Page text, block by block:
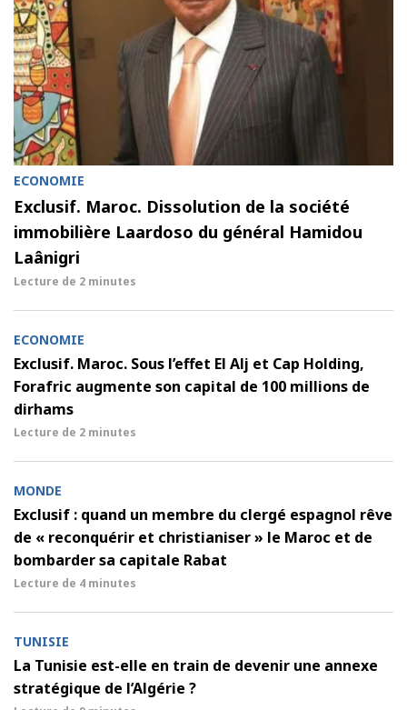
ECONOMIE
Exclusif. Maroc. Dissolution de la société
immobilière Laardoso du général Hamidou
Laânigri
Lecture de 2 minutes
ECONOMIE
Exclusif. Maroc. Sous l’effet El Alj et Cap Holding,
Forafric augmente son capital de 100 millions de
dirhams
Lecture de 2 minutes
MONDE
Exclusif : quand un membre du clergé espagnol rêve
de « reconquérir et christianiser » le Maroc et de
bombarder sa capitale Rabat
Lecture de 4 minutes
TUNISIE
La Tunisie est-elle en train de devenir une annexe
stratégique de l’Algérie ?